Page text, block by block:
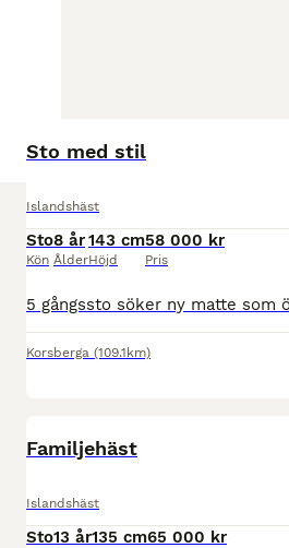
Sto med stil
Islandshäst
Sto
Kön
8 år
Ålder
143 cm
Höjd
58 000 kr
Pris
Korsberga (109.1km)
Familjehäst
Islandshäst
Sto13 år135 cm65 000 kr